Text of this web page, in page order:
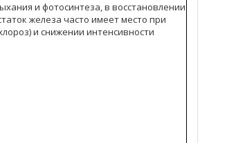
и фотосинтеза, в восстановлении
железа часто имеет место при
и снижении интенсивности